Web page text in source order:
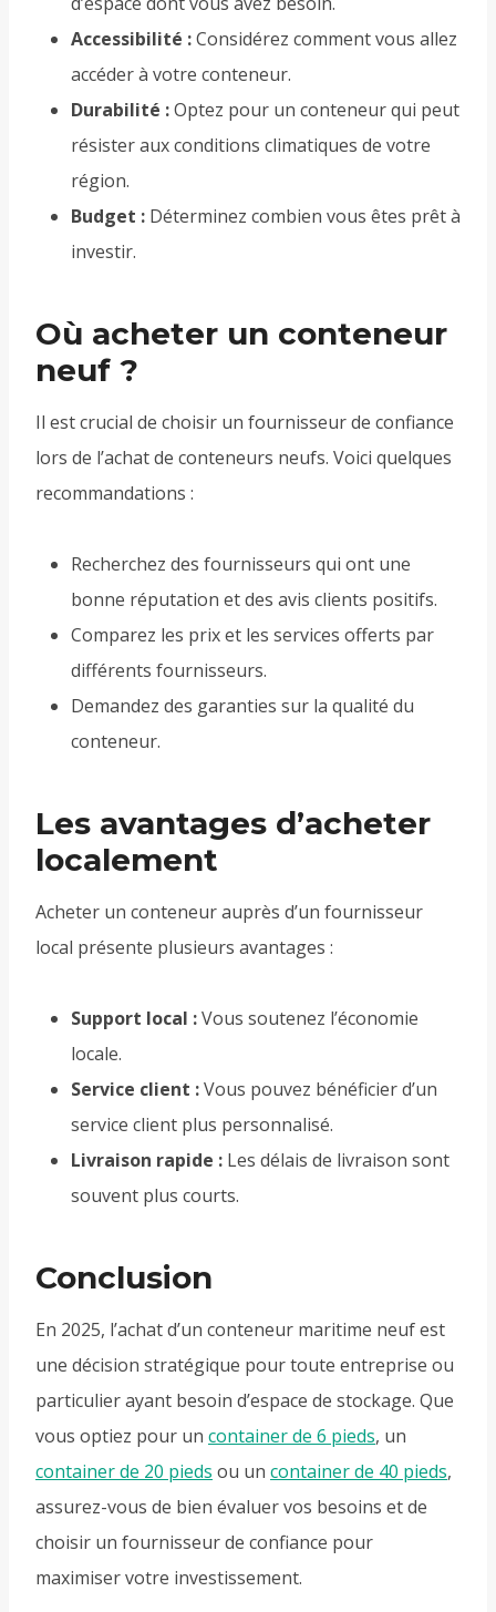
Accessibilité :Considérez comment vous allez
accéder à votre conteneur.
Durabilité :Optez pour un conteneur qui peut
résister aux conditions climatiques de votre
région.
Budget : Déterminez combien vous êtes prêt à
investir.
Où acheter un conteneur
neuf ?
Il est crucial de choisir un fournisseur de confiance
lors de l’achat de conteneurs neufs. Voici quelques
recommandations :
Recherchez des fournisseurs qui ont une
bonne réputation et des avis clients positifs.
Comparez les prix et les services offerts par
différents fournisseurs.
Demandez des garanties sur la qualité du
conteneur.
Les avantages d’acheter
localement
Acheter un conteneur auprès d’un fournisseur
local présente plusieurs avantages :
Support local :Vous soutenez l’économie
locale.
Service client :Vous pouvez bénéficier d’un
service client plus personnalisé.
Livraison rapide : Les délais de livraison sont
souvent plus courts.
Conclusion
En 2025, l’achat d’un conteneur maritime neuf est
une décision stratégique pour toute entreprise ou
particulier ayant besoin d’espace de stockage. Que
vous optiez pour un container de 6 pieds, un
container de 20 pieds ou un container de 40 pieds,
assurez-vous de bien évaluer vos besoins et de
choisir un fournisseur de confiance pour
maximiser votre investissement.